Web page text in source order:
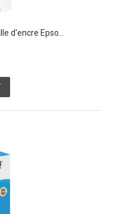
d'encre Epso...